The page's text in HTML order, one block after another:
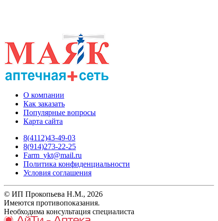
О компании
Как заказать
Популярные вопросы
Карта сайта
8(4112)43-49-03
8(914)273-22-25
Farm_ykt@mail.ru
Политика конфиденциальности
Условия соглашения
© ИП Прокопьева Н.М., 2026
Имеются противопоказания.
Необходима консультация специалиста